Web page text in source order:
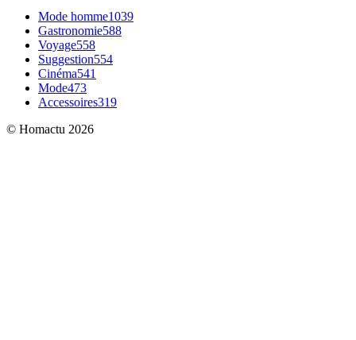
Mode homme1039
Gastronomie588
Voyage558
Suggestion554
Cinéma541
Mode473
Accessoires319
© Homactu 2026